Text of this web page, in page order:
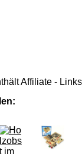
Affiliate - Links